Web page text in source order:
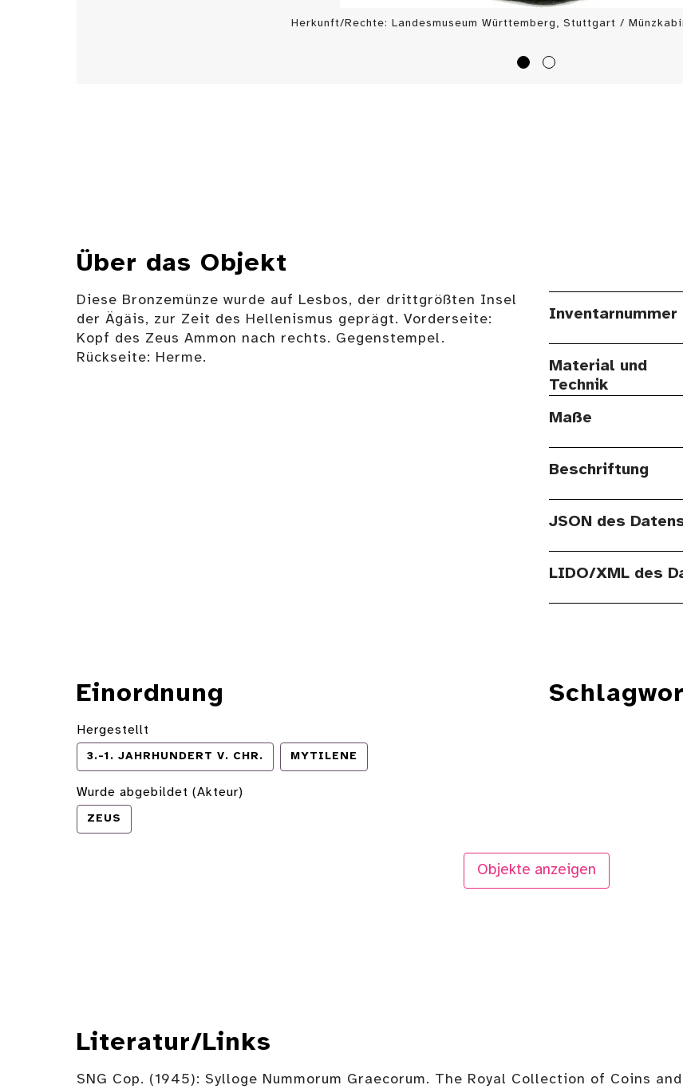
Herkunft/Rechte: Landesmuseum Württemberg, Stuttgart /
Über das Objekt
Diese Bronzemünze wurde auf Lesbos, der drittgrößten Insel
der Ägäis, zur Zeit des Hellenismus geprägt. Vorderseite:
Kopf des Zeus Ammon nach rechts. Gegenstempel.
Rückseite: Herme.
Inventarnummer
Material und
Technik
Maße
Beschriftung
JSON des
LIDO/XML des
Einordnung
Hergestellt
3.-1. JAHRHUNDERT V. CHR. MYTILENE
Wurde abgebildet (Akteur)
ZEUS
Objekte anzeigen
Literatur/Links
SNG Cop. (1945): Sylloge Nummorum Graecorum. The Royal Collection of Coins